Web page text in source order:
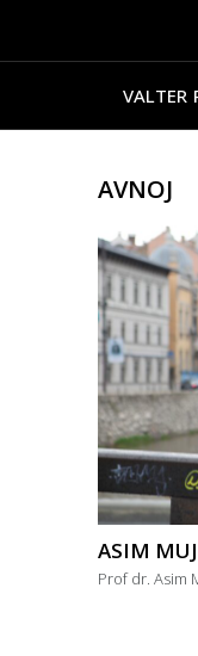
VALTER
AVNOJ
ASIM
Prof dr. Asim